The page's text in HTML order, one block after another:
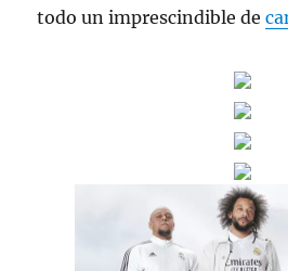
todo un imprescindible de